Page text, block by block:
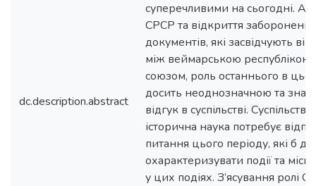
dc.description.abstract
суперечливими на сьогодні.
СРСР та відкриття
документів, які засвідчують
між веймарською республікою
союзом, роль останнього в
досить неоднозначною та
відгук в суспільстві.
історична наука потребує
питання цього періоду, які б
охарактеризувати події та
у цих подіях. З’ясування ролі